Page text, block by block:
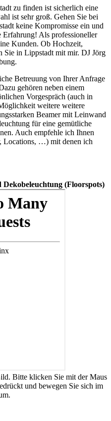
zu finden ist sicherlich eine
ist sehr groß. Gehen Sie bei
keine Kompromisse ein und
Erfahrung! Als professioneller
Kunden. Ob Hochzeit,
Sie in Lippstadt mit mir. DJ Jörg
Betreuung von Ihrer Anfrage
gehören neben einem
Vorgespräch (auch in
weitere weitere
Beamer mit Leinwand
für eine gemütliche
Auch empfehle ich Ihnen
Locations, …) mit denen ich
(Floorspots)
Bitte klicken Sie mit der Maus
und bewegen Sie sich im